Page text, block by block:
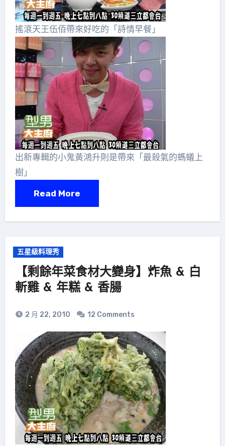
搖滾天王伍佰帶來好吃的「詩情早餐」
出新專輯的小鬼黃鴻升則是帶來「最殺氣的螞蟻上
樹」
Read More
五星級料理秀
【剩餘年菜食材大變身】炸魚 & 白
斬雞 & 年糕 & 香腸
2 月 22, 2010 12 Comments